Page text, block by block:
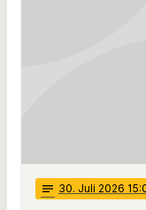
notes 30. Juli 2026